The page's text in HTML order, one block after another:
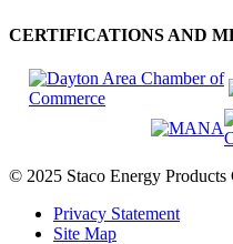
CERTIFICATIONS AND
© 2025 Staco Energy
Privacy Statement
Site Map